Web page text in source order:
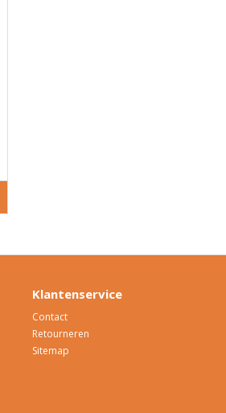
Klantenservice
Contact
Retourneren
Sitemap